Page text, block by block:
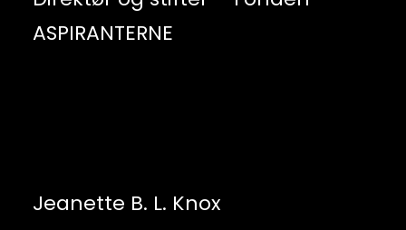
ASPIRANTERNE
Jeanette B. L. Knox